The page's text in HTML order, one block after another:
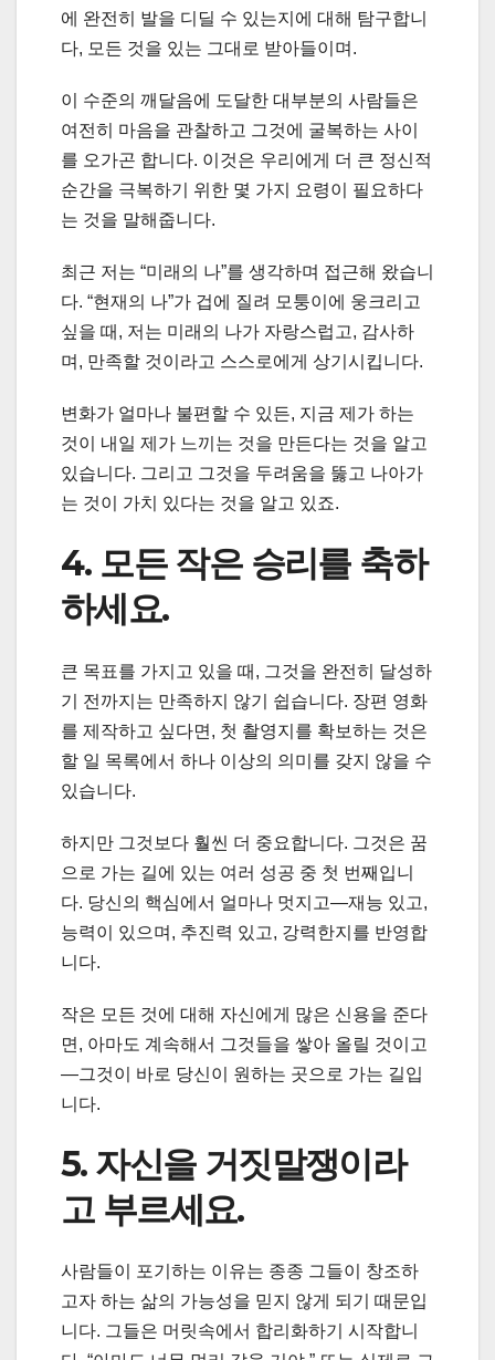
에 완전히 발을 디딜 수 있는지에 대해 탐구합니
다, 모든 것을 있는 그대로 받아들이며.
이 수준의 깨달음에 도달한 대부분의 사람들은
여전히 마음을 관찰하고 그것에 굴복하는 사이
를 오가곤 합니다. 이것은 우리에게 더 큰 정신적
순간을 극복하기 위한 몇 가지 요령이 필요하다
는 것을 말해줍니다.
최근 저는 “미래의 나”를 생각하며 접근해 왔습니
다. “현재의 나”가 겁에 질려 모퉁이에 웅크리고
싶을 때, 저는 미래의 나가 자랑스럽고, 감사하
며, 만족할 것이라고 스스로에게 상기시킵니다.
변화가 얼마나 불편할 수 있든, 지금 제가 하는
것이 내일 제가 느끼는 것을 만든다는 것을 알고
있습니다. 그리고 그것을 두려움을 뚫고 나아가
는 것이 가치 있다는 것을 알고 있죠.
4. 모든 작은 승리를 축하
하세요.
큰 목표를 가지고 있을 때, 그것을 완전히 달성하
기 전까지는 만족하지 않기 쉽습니다. 장편 영화
를 제작하고 싶다면, 첫 촬영지를 확보하는 것은
할 일 목록에서 하나 이상의 의미를 갖지 않을 수
있습니다.
하지만 그것보다 훨씬 더 중요합니다. 그것은 꿈
으로 가는 길에 있는 여러 성공 중 첫 번째입니
다. 당신의 핵심에서 얼마나 멋지고—재능 있고,
능력이 있으며, 추진력 있고, 강력한지를 반영합
니다.
작은 모든 것에 대해 자신에게 많은 신용을 준다
면, 아마도 계속해서 그것들을 쌓아 올릴 것이고
—그것이 바로 당신이 원하는 곳으로 가는 길입
니다.
5. 자신을 거짓말쟁이라
고 부르세요.
사람들이 포기하는 이유는 종종 그들이 창조하
고자 하는 삶의 가능성을 믿지 않게 되기 때문입
니다. 그들은 머릿속에서 합리화하기 시작합니